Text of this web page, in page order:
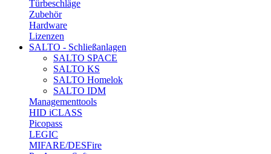
Türbeschläge
Zubehör
Hardware
Lizenzen
SALTO - Schließanlagen
SALTO SPACE
SALTO KS
SALTO Homelok
SALTO IDM
Managementtools
HID iCLASS
Picopass
LEGIC
MIFARE/DESFire